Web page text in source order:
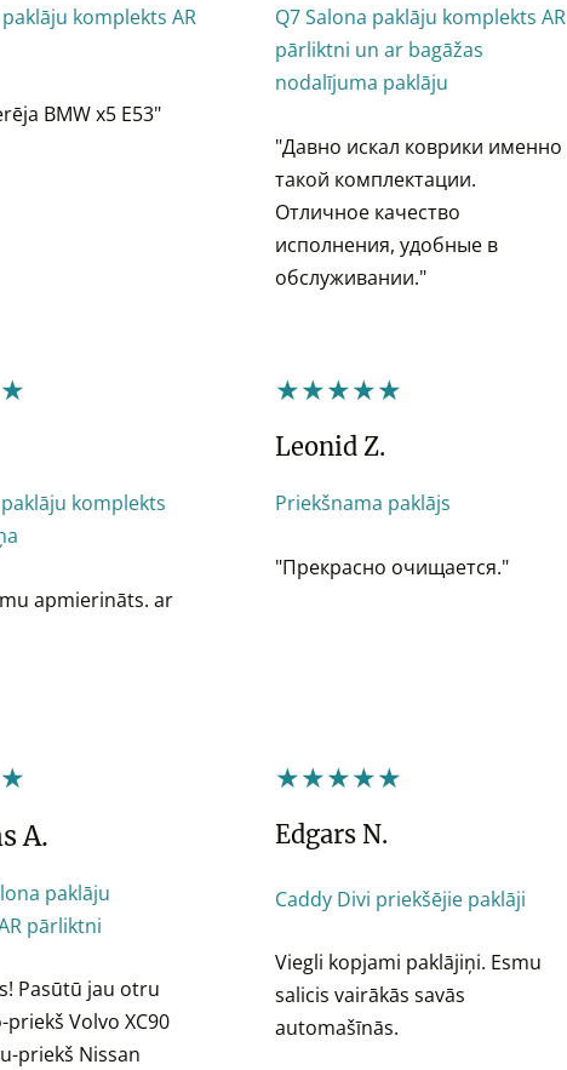
paklāju komplekts AR
BMW x5 E53"
Q7 Salona paklāju komplekts AR
pārliktni un ar bagāžas
nodalījuma paklāju
"Давно искал коврики именно
такой комплектации.
Отличное качество
исполнения, удобные в
обслуживании."
komplekts
apmierināts. ar
★★★★★
Leonid Z.
Priekšnama paklājs
"Прекрасно очищается."
A.
paklāju
pārliktni
Pasūtū jau otru
Volvo XC90
priekš Nissan
★★★★★
Edgars N.
Caddy Divi priekšējie paklāji
Viegli kopjami paklājiņi. Esmu
salicis vairākās savās
automašīnās.